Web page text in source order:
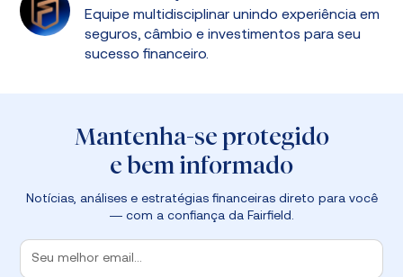
Equipe multidisciplinar unindo experiência em
seguros, câmbio e investimentos para seu
sucesso financeiro.
Mantenha-se protegido
e bem informado
Notícias, análises e estratégias financeiras direto para você
— com a confiança da Fairfield.